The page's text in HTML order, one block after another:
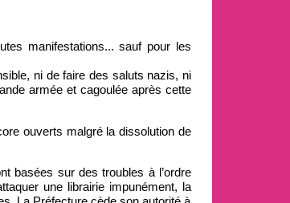
manifestations... sauf pour les
ni de faire des saluts nazis, ni
armée et cagoulée après cette
ouverts malgré la dissolution de
basées sur des troubles à l’ordre
une librairie impunément, la